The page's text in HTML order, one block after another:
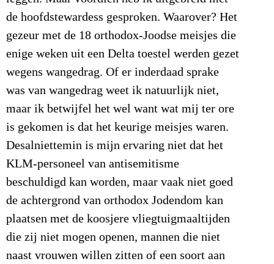
de hoofdstewardess gesproken. Waarover? Het
gezeur met de 18 orthodox-Joodse meisjes die
enige weken uit een Delta toestel werden gezet
wegens wangedrag. Of er inderdaad sprake
was van wangedrag weet ik natuurlijk niet,
maar ik betwijfel het wel want wat mij ter ore
is gekomen is dat het keurige meisjes waren.
Desalniettemin is mijn ervaring niet dat het
KLM-personeel van antisemitisme
beschuldigd kan worden, maar vaak niet goed
de achtergrond van orthodox Jodendom kan
plaatsen met de koosjere vliegtuigmaaltijden
die zij niet mogen openen, mannen die niet
naast vrouwen willen zitten of een soort aan